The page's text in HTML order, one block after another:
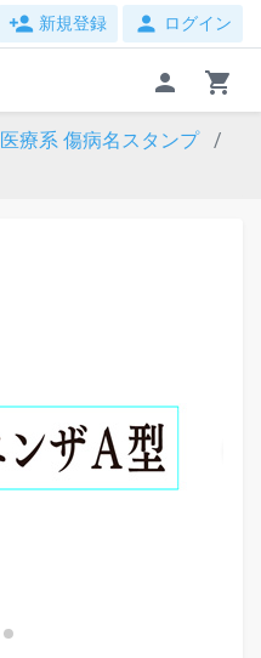
person_add 新規登録 person ログイン
person shopping_cart
医療系 傷病名スタンプ